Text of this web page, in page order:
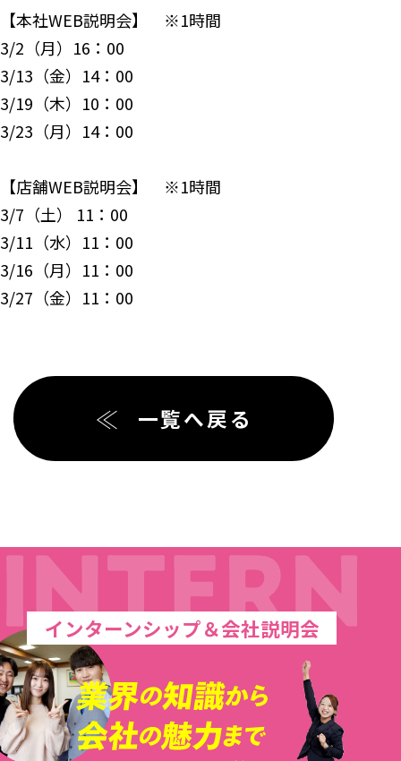
【本社WEB説明会】 ※1時間
3/2（月）16：00
3/13（金）14：00
3/19（木）10：00
3/23（月）14：00
【店舗WEB説明会】 ※1時間
3/7（土） 11：00
3/11（水）11：00
3/16（月）11：00
3/27（金）11：00
一覧へ戻る
インターンシップ＆会社説明会